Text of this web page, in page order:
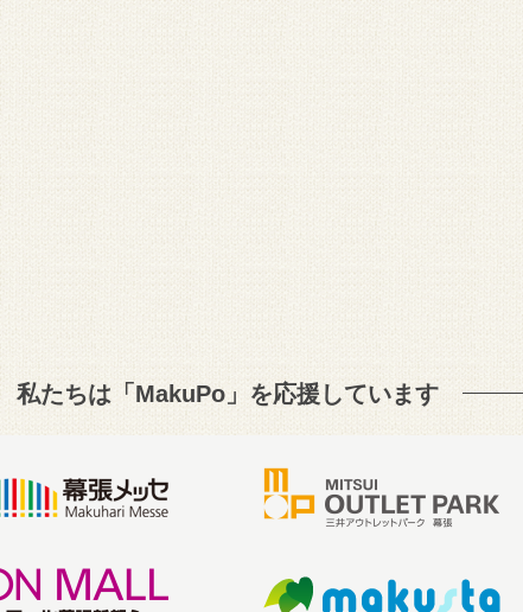
私たちは「MakuPo」を応援しています